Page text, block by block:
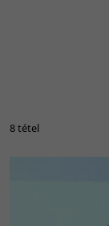
8 tétel